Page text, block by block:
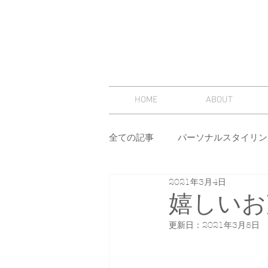
HOME ABOUT
全ての記事 パーソナルスタイリ
スタイリング セミナー
嬉しい
2021年3月4日
更新日： 2021年3月5日